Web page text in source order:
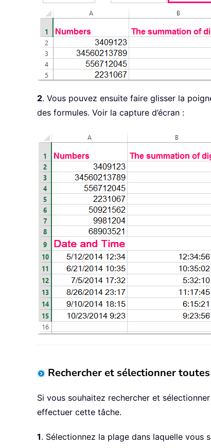
2. Vous pouvez ensuite faire glisser la
des formules. Voir la capture d’écran :
Rechercher et sélectionner
Si vous souhaitez rechercher et
effectuer cette tâche.
1. Sélectionnez la plage dans laquelle vous